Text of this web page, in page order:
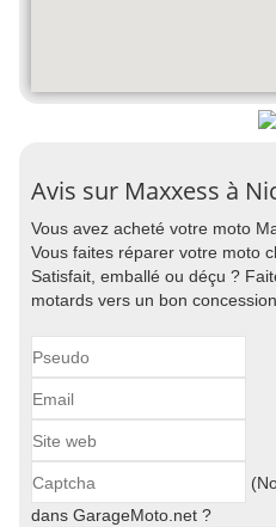
Avis sur Maxxess à
Vous avez acheté votre moto
Vous faites réparer votre moto
Satisfait, emballé ou déçu ?
motards vers un bon
dans GarageMoto.net ?